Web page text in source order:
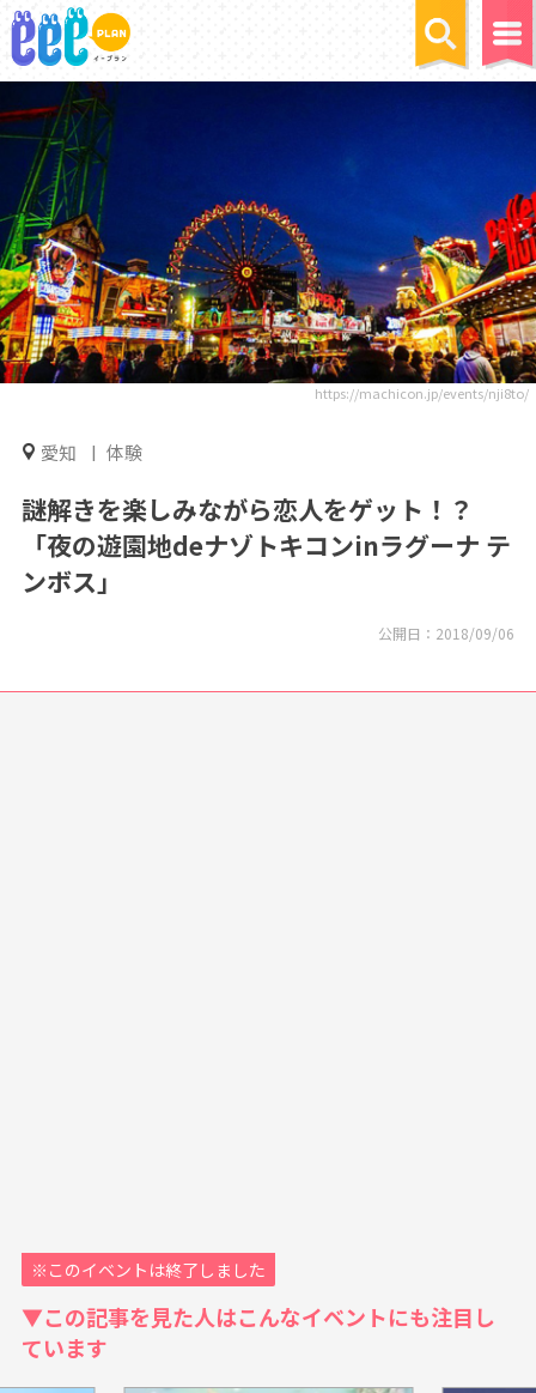
https://machicon.jp/events/nji8to/
愛知 体験
謎解きを楽しみながら恋人をゲット！？
「夜の遊園地deナゾトキコンinラグーナ テ
ンボス」
公開日： 2018/09/06
※このイベントは終了しました
▼この記事を見た人はこんなイベントにも注目し
ています